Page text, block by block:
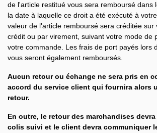
de l'article restitué vous sera remboursé dans
la date à laquelle ce droit a été exécuté à
valeur de l'article remboursé sera créditée sur
crédit ou par virement, suivant votre mode de
votre commande. Les frais de port payés lors
vous seront également remboursés.
Aucun retour ou échange ne sera pris en
accord du service client qui fournira alors
retour.
En outre, le retour des marchandises
colis suivi et le client devra communiquer